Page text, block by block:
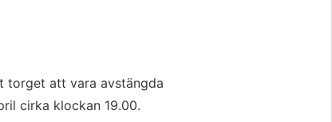
torget att vara avstängda
cirka klockan 19.00.